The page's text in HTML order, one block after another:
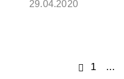
29.04.2020
1 ...